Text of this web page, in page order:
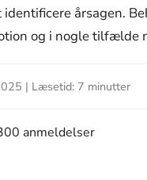
årsagen.
og i nogle tilfælde
| Læsetid: 7 minutter
anmeldelser